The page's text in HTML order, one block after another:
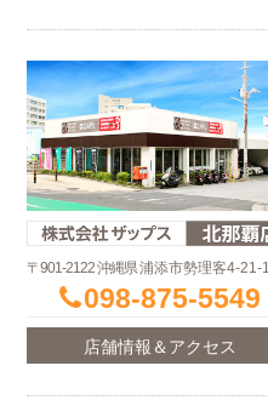
〒901-2122 沖縄県浦添市勢理客4-21-1
098-875-5549
店舗情報＆アクセス